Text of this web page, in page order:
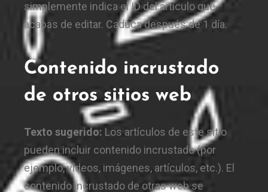
simplemente indica el ID del artículo que
acabas de editar. Caduca después de 1 día.
Contenido incrustado
de otros sitios web
Texto sugerido: Los artículos de este sitio
pueden incluir contenido incrustado (por
ejemplo, vídeos, imágenes, artículos, etc.). El
contenido incrustado de otras web se